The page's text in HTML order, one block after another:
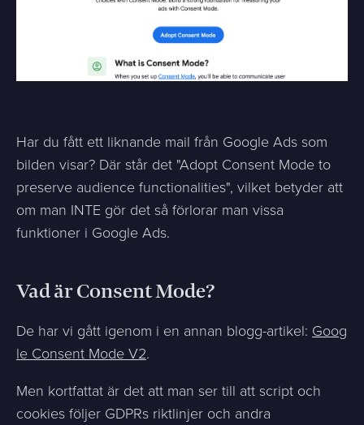
Har du fått ett liknande mail från Google Ads som
bilden visar? Där står det "Adopt Consent Mode to
preserve audience functionalities", vilket betyder att
om man INTE gör det så förlorar man vissa
funktioner i Google Ads.
Vad är Consent Mode?
De har vi gått igenom i en annan blogg-artikel: Goog
le Consent Mode V2.
Men kortfattat är det att man ser till att script och
cookies följer GDPRs riktlinjer och andra